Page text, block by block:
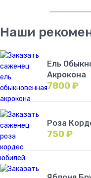
Наши
Ель
Акрокона
7800₽
Роза
750₽